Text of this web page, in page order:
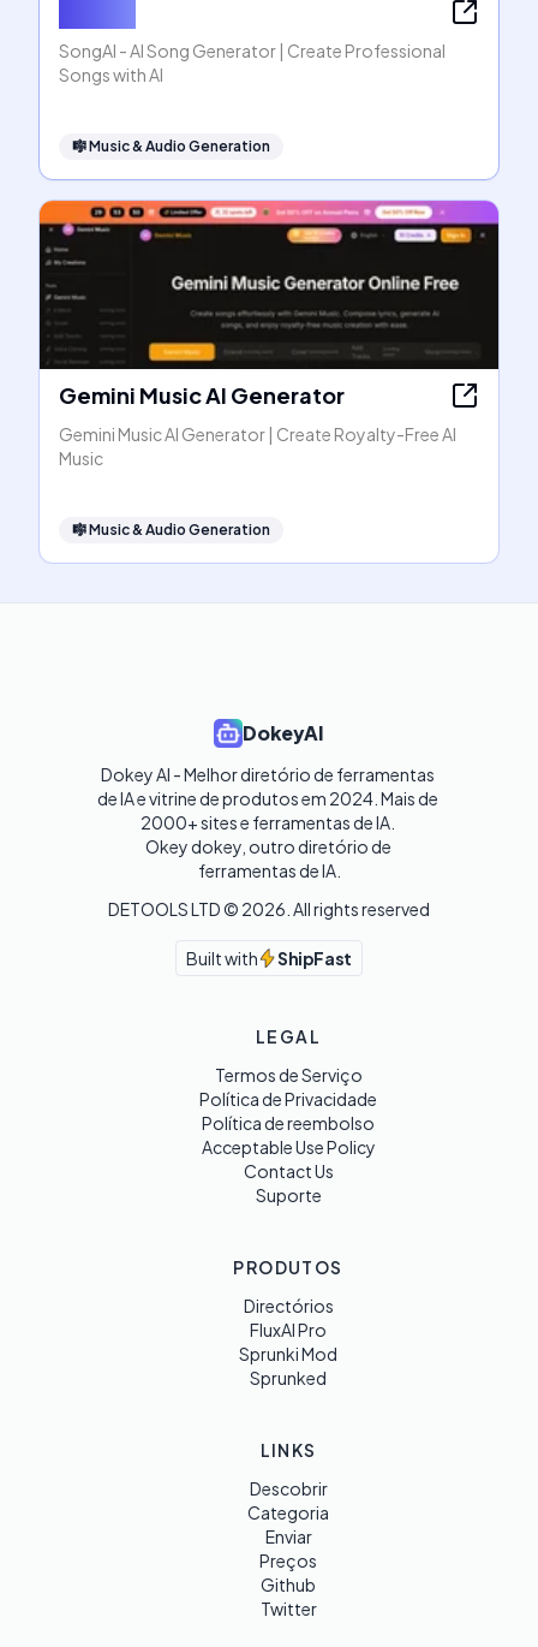
SongAI - AI Song Generator | Create Professional
Songs with AI
🎼Music & Audio Generation
Gemini Music AI Generator
Gemini Music AI Generator | Create Royalty-Free AI
Music
🎼Music & Audio Generation
DokeyAI
Dokey AI - Melhor diretório de ferramentas
de IA e vitrine de produtos em 2024. Mais de
2000+ sites e ferramentas de IA.
Okey dokey, outro diretório de
ferramentas de IA.
DETOOLS LTD © 2026 . All rights reserved
Built with ShipFast
LEGAL
Termos de Serviço
Política de Privacidade
Política de reembolso
Acceptable Use Policy
Contact Us
Suporte
PRODUTOS
Directórios
FluxAI Pro
Sprunki Mod
Sprunked
LINKS
Descobrir
Categoria
Enviar
Preços
Github
Twitter